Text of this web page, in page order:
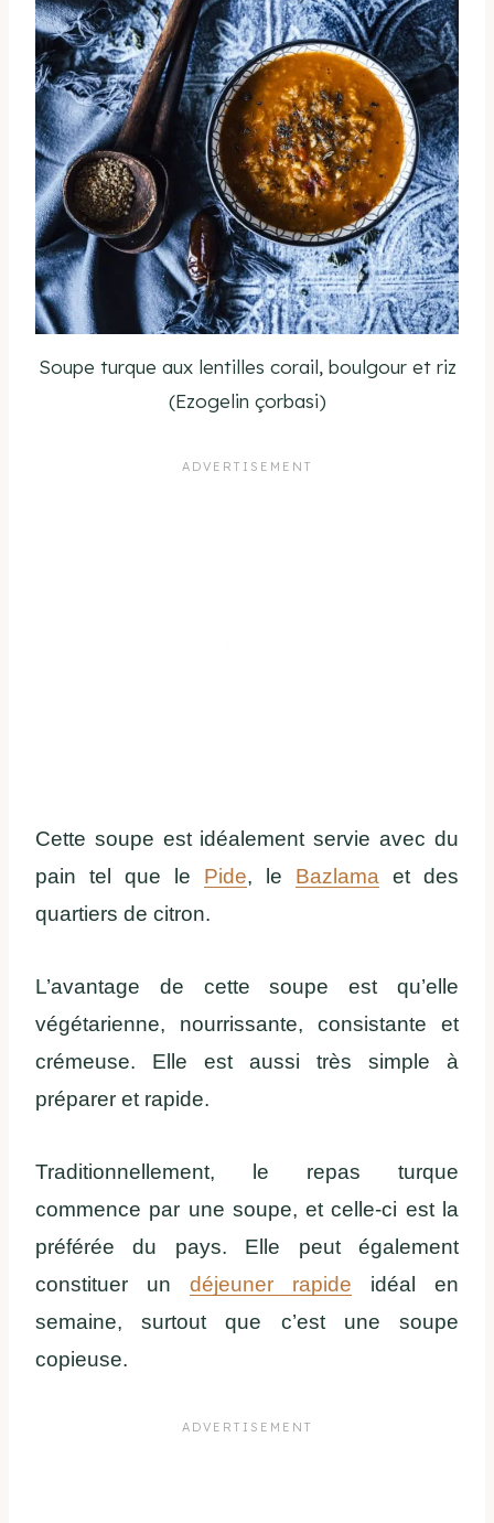
Soupe turque aux lentilles corail, boulgour et riz
(Ezogelin çorbasi)
Cette soupe est idéalement servie avec du
pain tel que le Pide, le Bazlama et des
quartiers de citron.
L’avantage de cette soupe est qu’elle
végétarienne, nourrissante, consistante et
crémeuse. Elle est aussi très simple à
préparer et rapide.
Traditionnellement, le repas turque
commence par une soupe, et celle-ci est la
préférée du pays. Elle peut également
constituer un déjeuner rapide idéal en
semaine, surtout que c’est une soupe
copieuse.